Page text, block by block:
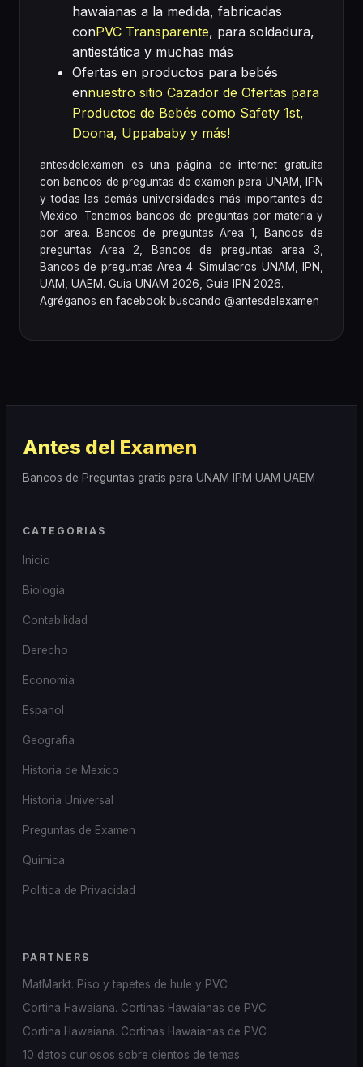
hawaianas a la medida, fabricadas
conPVC Transparente, para soldadura,
antiestática y muchas más
Ofertas en productos para bebés
ennuestro sitio Cazador de Ofertas para
Productos de Bebés como Safety 1st,
Doona, Uppababy y más!
antesdelexamen es una página de internet gratuita
con bancos de preguntas de examen para UNAM, IPN
y todas las demás universidades más importantes de
México. Tenemos bancos de preguntas por materia y
por area. Bancos de preguntas Area 1, Bancos de
preguntas Area 2, Bancos de preguntas area 3,
Bancos de preguntas Area 4. Simulacros UNAM, IPN,
UAM, UAEM. Guia UNAM 2026, Guia IPN 2026.
Agréganos en facebook buscando @antesdelexamen
Antes del Examen
Bancos de Preguntas gratis para UNAM IPM UAM UAEM
CATEGORIAS
Inicio
Biologia
Contabilidad
Derecho
Economia
Espanol
Geografia
Historia de Mexico
Historia Universal
Preguntas de Examen
Quimica
Politica de Privacidad
PARTNERS
MatMarkt. Piso y tapetes de hule y PVC
Cortina Hawaiana. Cortinas Hawaianas de PVC
Cortina Hawaiana. Cortinas Hawaianas de PVC
10 datos curiosos sobre cientos de temas